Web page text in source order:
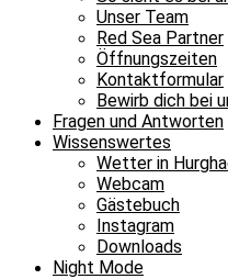
Unser Team
Red Sea Partner
Öffnungszeiten
Kontaktformular
Bewirb dich bei
Fragen und Antworten
Wissenswertes
Wetter in
Webcam
Gästebuch
Instagram
Downloads
Night Mode